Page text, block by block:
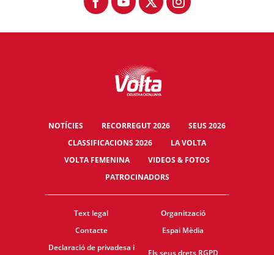
NOTÍCIES RECORREGUT 2026
SEUS 2026
CLASSIFICACIONS 2026
LA VOLTA
VOLTA FEMENINA
VIDEOS & FOTOS
PATROCINADORS
Text legal
Organització
Contacte
Espai Mèdia
Declaració de privadesa i
Els seus drets RGPD